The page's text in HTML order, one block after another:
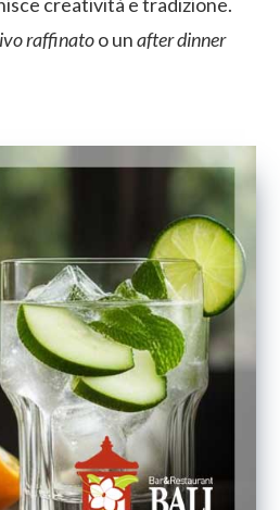
raffinatoo unafter dinner